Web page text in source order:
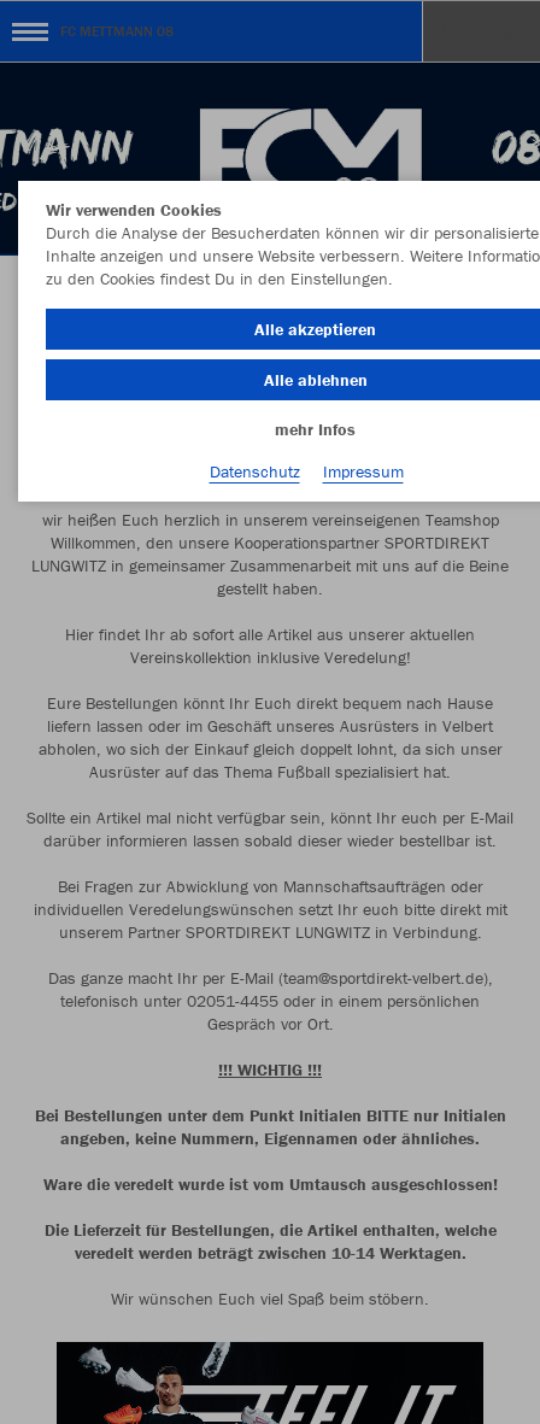
FC METTMANN 08
Herzlich Willkommen im Teamshop FC
METTMANN 08
Liebe Vereinsmitglieder,
wir heißen Euch herzlich in unserem vereinseigenen Teamshop
Willkommen, den unsere Kooperationspartner SPORTDIREKT
LUNGWITZ in gemeinsamer Zusammenarbeit mit uns auf die Beine
gestellt haben.
Hier findet Ihr ab sofort alle Artikel aus unserer aktuellen
Vereinskollektion inklusive Veredelung!
Eure Bestellungen könnt Ihr Euch direkt bequem nach Hause
liefern lassen oder im Geschäft unseres Ausrüsters in Velbert
abholen, wo sich der Einkauf gleich doppelt lohnt, da sich unser
Ausrüster auf das Thema Fußball spezialisiert hat.
Sollte ein Artikel mal nicht verfügbar sein, könnt Ihr euch per E-Mail
darüber informieren lassen sobald dieser wieder bestellbar ist.
Bei Fragen zur Abwicklung von Mannschaftsaufträgen oder
individuellen Veredelungswünschen setzt Ihr euch bitte direkt mit
unserem Partner SPORTDIREKT LUNGWITZ in Verbindung.
Das ganze macht Ihr per E-Mail (team@sportdirekt-velbert.de),
telefonisch unter 02051-4455 oder in einem persönlichen
Gespräch vor Ort.
!!! WICHTIG !!!
Bei Bestellungen unter dem Punkt Initialen BITTE nur Initialen
angeben, keine Nummern, Eigennamen oder ähnliches.
Ware die veredelt wurde ist vom Umtausch ausgeschlossen!
Die Lieferzeit für Bestellungen, die Artikel enthalten, welche
veredelt werden beträgt zwischen 10-14 Werktagen.
Wir wünschen Euch viel Spaß beim stöbern.
Wir verwenden Cookies
Durch die Analyse der Besucherdaten können wir dir personalisierte
Inhalte anzeigen und unsere Website verbessern. Weitere
zu den Cookies findest Du in den Einstellungen.
Alle akzeptieren
Alle ablehnen
mehr Infos
Datenschutz
Impressum